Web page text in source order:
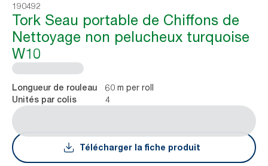
190492
Tork Seau portable de Chiffons de
Nettoyage non pelucheux turquoise
W10
Longueur de rouleau 60 m per roll
Unités par colis 4
Télécharger la fiche produit